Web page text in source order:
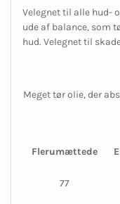
Velegnet til alle hud-
ude af balance, som
hud. Velegnet til
Meget tør olie, der
Flerumættede
77